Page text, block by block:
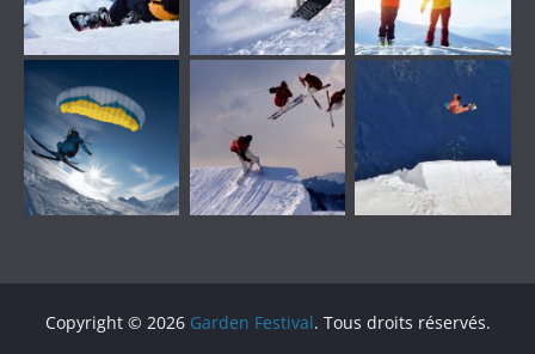
Copyright © 2026 Garden Festival. Tous droits réservés.